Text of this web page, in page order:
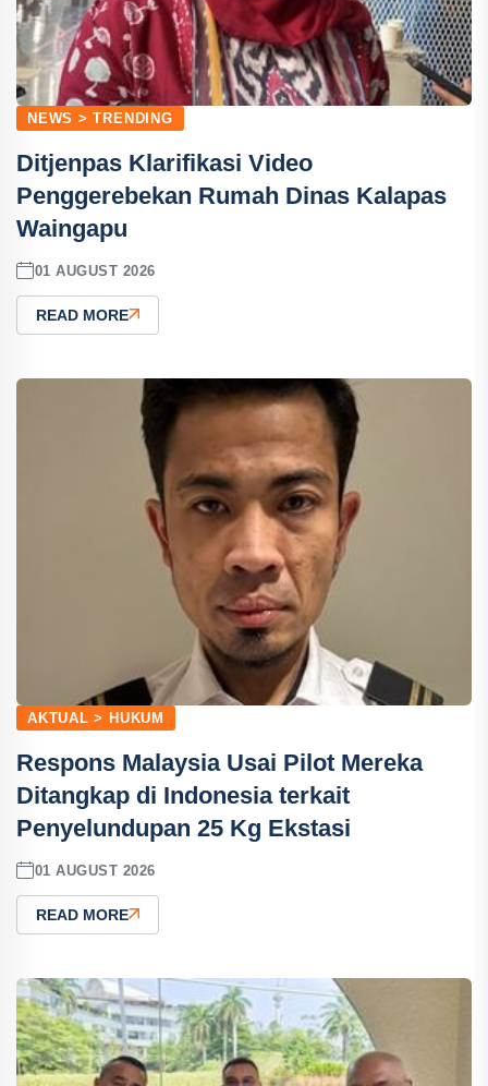
NEWS > TRENDING
Ditjenpas Klarifikasi Video
Penggerebekan Rumah Dinas Kalapas
Waingapu
01 AUGUST 2026
READ MORE
AKTUAL > HUKUM
Respons Malaysia Usai Pilot Mereka
Ditangkap di Indonesia terkait
Penyelundupan 25 Kg Ekstasi
01 AUGUST 2026
READ MORE